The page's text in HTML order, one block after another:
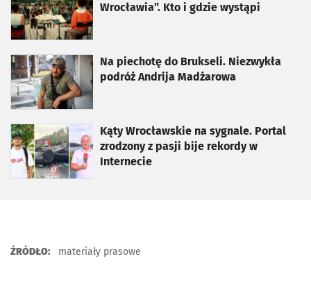
Wrocławia”. Kto i gdzie wystąpi
Na piechotę do Brukseli. Niezwykła
podróż Andrija Madżarowa
otworzy się w nowej karcie
Kąty Wrocławskie na sygnale. Portal
zrodzony z pasji bije rekordy w
Internecie
otworzy się w nowej karcie
ŹRÓDŁO: materiały prasowe